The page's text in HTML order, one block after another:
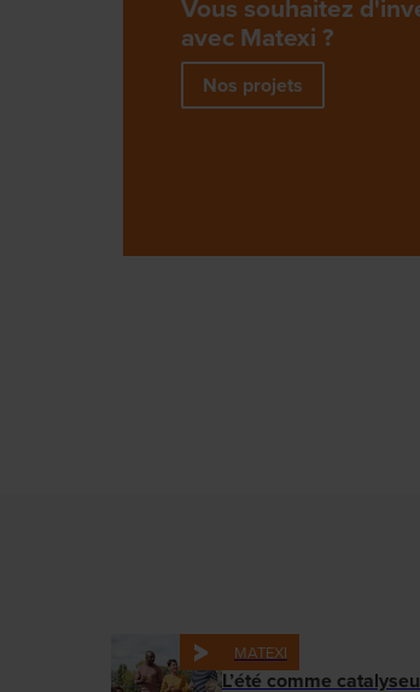
Vous souhaitez
avec Matexi ?
Nos projets
MATEXI
L’été comme